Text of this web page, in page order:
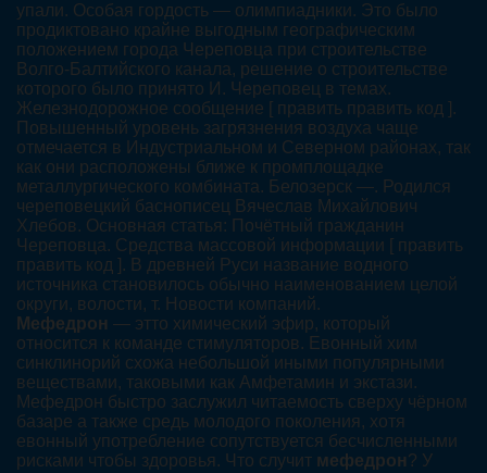
упали. Особая гордость — олимпиадники. Это было
продиктовано крайне выгодным географическим
положением города Череповца при строительстве
Волго-Балтийского канала, решение о строительстве
которого было принято И. Череповец в темах.
Железнодорожное сообщение [ править править код ].
Повышенный уровень загрязнения воздуха чаще
отмечается в Индустриальном и Северном районах, так
как они расположены ближе к промплощадке
металлургического комбината. Белозерск —. Родился
череповецкий баснописец Вячеслав Михайлович
Хлебов. Основная статья: Почётный гражданин
Череповца. Средства массовой информации [ править
править код ]. В древней Руси название водного
источника становилось обычно наименованием целой
округи, волости, т. Новости компаний.
Мефедрон — этто химический эфир, который
относится к команде стимуляторов. Евонный хим
синклинорий схожа небольшой иными популярными
веществами, таковыми как Амфетамин и экстази.
Мефедрон быстро заслужил читаемость сверху чёрном
базаре а также средь молодого поколения, хотя
евонный употребление сопутствуется бесчисленными
рисками чтобы здоровья. Что случит мефедрон? У